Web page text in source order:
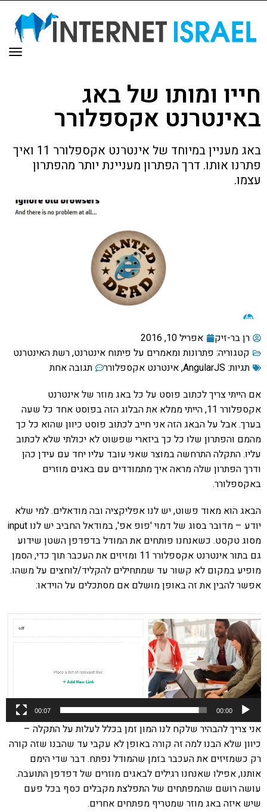
חייו ומותו של באג
באינטרנט אקספלורר
באג מעניין במיוחד של אינטרנט אקספלורר 11 ואיך
פתרנו אותו. דרך הפתרון מעניינת יותר מהפתרון
עצמו.
רן בר-זיק
אפריל 10, 2016
קטגוריה: פתרונות ומאמרים על פיתוח אינטרנט,רשת האינטרנט
תגיות: AngularJS
,אינטרנט אקספלורר
תגובה אחת
אם הייתי צריך לכתוב פוסט על כל באג מוזר של אינטרנט
אקספלורר 11, הייתי ממלא את הבלוג הזה בפוסט אחד כל שעה
בערך. אבל על הבאג הזה אני חייב לכתוב פוסט כיוון שהוא כל כך
מהמם והפתרון שלו כל כך ביזארי שפשוט לא יכולתי שלא לכתוב
עליו. התקלה התרחשה במוצר שאני עובד עליו יחד עם עידן כהן
ודרך הפתרון שלה מראה איך מתמודדים עם באגים מוזרים
באקספלורר.
הבאג הוא מאוד פשוט, יש לנו אפליקציה ובה מודאלים. למי שלא
יודע – מדובר בסוג של דמוי 'פופ אפ', במודאל החביב יש לנו input
מסוג טקסט. כשאנחנו פותחים את המודל בדפדפן השטן שידוע
גם בתור אינטרנט אקספלורר 11 ומזיזים את העכבר תוך כדי, הסמן
מופיע במקום לא קשור עד שמתחילים להקליד/לוחצים על משהו.
אפשר להבין את זה באופן מושלם אם מסתכלים על הוידאו:
נגן
וידאו
00:00
00:07
אני צריך להבהיר שלקח לנו המון זמן בכלל לעלות על התקלה –
כיוון שלא הבנו למה זה קורה באופן לא עקבי עד שהבנו שזה קורה
רק כשמזיזים את העכבר בזמן שהמודל נפתח. דבר שדי הימם
אותנו, אפילו שאנחנו רגילים לבאגים מוזרים של דפדפן התועבה.
עושה רושם שהמפתחים של התפלצת מקבלים כסף בכל פעם
שיש איזה באג מוזר שמטריף מפתחים אחרים.